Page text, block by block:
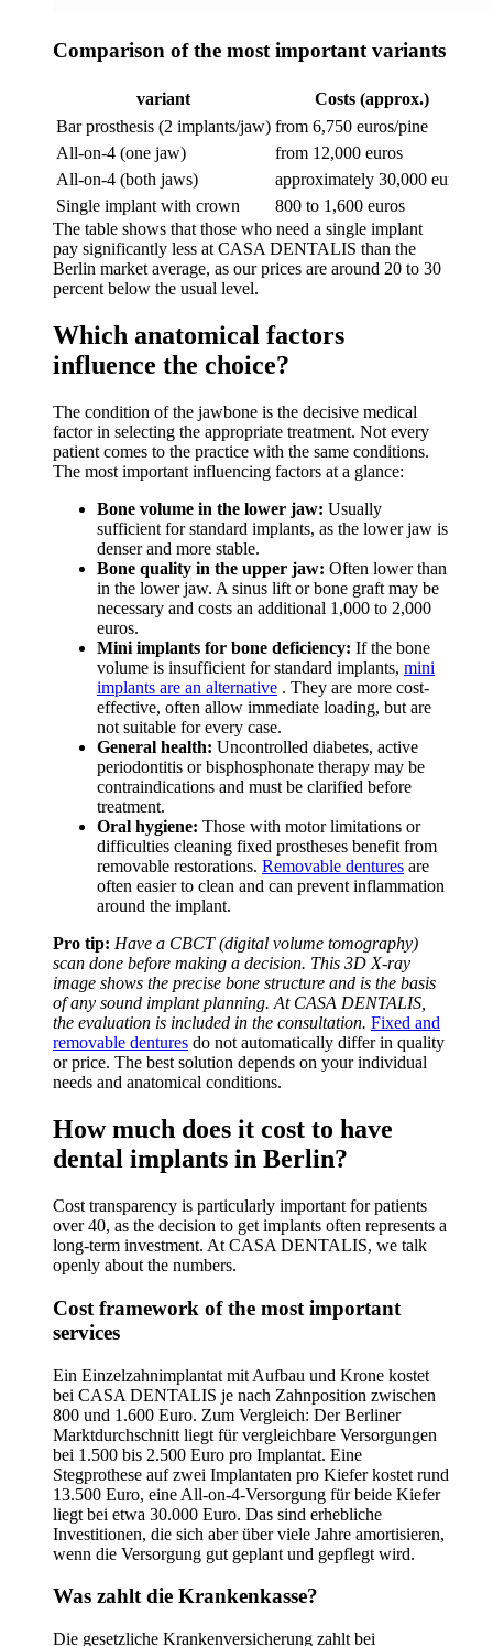
Comparison of the most important variants
variant
Costs (approx.)
Bar prosthesis (2 implants/jaw) from 6,750 euros/pine
All-on-4 (one jaw)
from 12,000 euros
All-on-4 (both jaws)
approximately 30,000 euros
Single implant with crown
800 to 1,600 euros
The table shows that those who need a single implant
pay significantly less at CASA DENTALIS than the
Berlin market average, as our prices are around 20 to 30
percent below the usual level.
Which anatomical factors
influence the choice?
The condition of the jawbone is the decisive medical
factor in selecting the appropriate treatment. Not every
patient comes to the practice with the same conditions.
The most important influencing factors at a glance:
Bone volume in the lower jaw: Usually
sufficient for standard implants, as the lower jaw is
denser and more stable.
Bone quality in the upper jaw: Often lower than
in the lower jaw. A sinus lift or bone graft may be
necessary and costs an additional 1,000 to 2,000
euros.
Mini implants for bone deficiency: If the bone
volume is insufficient for standard implants, mini
implants are an alternative . They are more cost-
effective, often allow immediate loading, but are
not suitable for every case.
General health: Uncontrolled diabetes, active
periodontitis or bisphosphonate therapy may be
contraindications and must be clarified before
treatment.
Oral hygiene: Those with motor limitations or
difficulties cleaning fixed prostheses benefit from
removable restorations. Removable dentures are
often easier to clean and can prevent inflammation
around the implant.
Pro tip: Have a CBCT (digital volume tomography)
scan done before making a decision. This 3D X-ray
image shows the precise bone structure and is the basis
of any sound implant planning. At CASA DENTALIS,
the evaluation is included in the consultation. Fixed and
removable dentures do not automatically differ in quality
or price. The best solution depends on your individual
needs and anatomical conditions.
How much does it cost to have
dental implants in Berlin?
Cost transparency is particularly important for patients
over 40, as the decision to get implants often represents a
long-term investment. At CASA DENTALIS, we talk
openly about the numbers.
Cost framework of the most important
services
Ein Einzelzahnimplantat mit Aufbau und Krone kostet
bei CASA DENTALIS je nach Zahnposition zwischen
800 und 1.600 Euro. Zum Vergleich: Der Berliner
Marktdurchschnitt liegt für vergleichbare Versorgungen
bei 1.500 bis 2.500 Euro pro Implantat. Eine
Stegprothese auf zwei Implantaten pro Kiefer kostet rund
13.500 Euro, eine All-on-4-Versorgung für beide Kiefer
liegt bei etwa 30.000 Euro. Das sind erhebliche
Investitionen, die sich aber über viele Jahre amortisieren,
wenn die Versorgung gut geplant und gepflegt wird.
Was zahlt die Krankenkasse?
Die gesetzliche Krankenversicherung zahlt bei